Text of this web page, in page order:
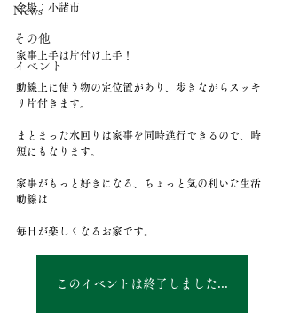
News
その他
イベント
会場：小諸市
家事上手は片付け上手！
動線上に使う物の定位置があり、歩きながらスッキ
リ片付きます。
まとまった水回りは家事を同時進行できるので、時
短にもなります。
家事がもっと好きになる、ちょっと気の利いた生活
動線は
毎日が楽しくなるお家です。
このイベントは終了しました。